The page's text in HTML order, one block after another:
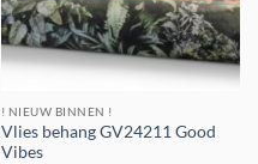
! NIEUW BINNEN !
Vlies behang GV24211 Good
Vibes